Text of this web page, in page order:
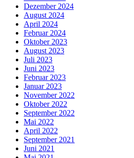
Dezember 2024
August 2024
April 2024
Februar 2024
Oktober 2023
August 2023
Juli 2023
Juni 2023
Februar 2023
Januar 2023
November 2022
Oktober 2022
September 2022
Mai 2022
April 2022
September 2021
Juni 2021